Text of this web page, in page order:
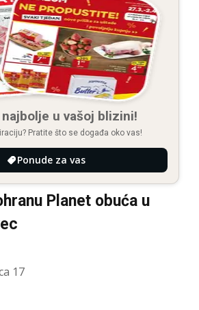
u vašoj blizini!
Pratite što se događa oko vas!
Ponude za vas
Planet obuća u
17